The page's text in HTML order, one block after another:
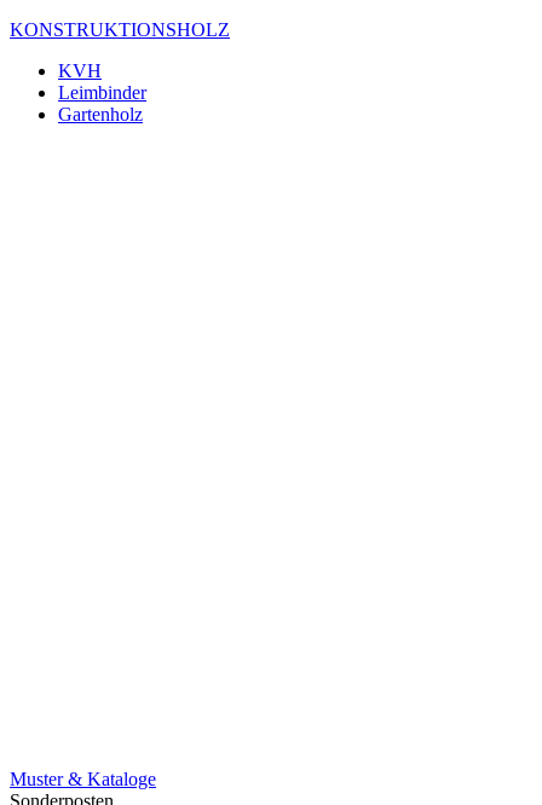
KONSTRUKTIONSHOLZ
KVH
Leimbinder
Gartenholz
Muster & Kataloge
Sonderposten